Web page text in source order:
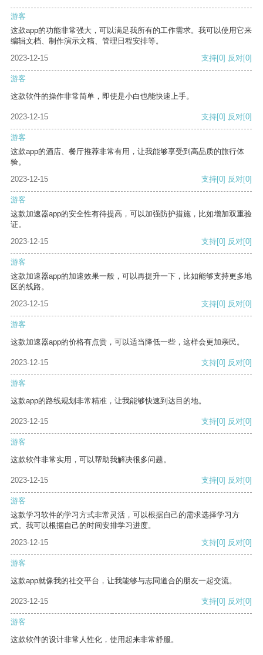
游客
这款app的功能非常强大，可以满足我所有的工作需求。我可以使用它来
编辑文档、制作演示文稿、管理日程安排等。
2023-12-15
支持[0] 反对[0]
游客
这款软件的操作非常简单，即使是小白也能快速上手。
2023-12-15 支持[0] 反对[0]
游客
这款app的酒店、餐厅推荐非常有用，让我能够享受到高品质的旅行体
验。
2023-12-15
支持[0] 反对[0]
游客
这款加速器app的安全性有待提高，可以加强防护措施，比如增加双重验
证。
2023-12-15
支持[0] 反对[0]
游客
这款加速器app的加速效果一般，可以再提升一下，比如能够支持更多地
区的线路。
2023-12-15
支持[0] 反对[0]
游客
这款加速器app的价格有点贵，可以适当降低一些，这样会更加亲民。
2023-12-15 支持[0] 反对[0]
游客
这款app的路线规划非常精准，让我能够快速到达目的地。
2023-12-15 支持[0] 反对[0]
游客
这款软件非常实用，可以帮助我解决很多问题。
2023-12-15 支持[0] 反对[0]
游客
这款学习软件的学习方式非常灵活，可以根据自己的需求选择学习方
式。我可以根据自己的时间安排学习进度。
2023-12-15
支持[0] 反对[0]
游客
这款app就像我的社交平台，让我能够与志同道合的朋友一起交流。
2023-12-15 支持[0] 反对[0]
游客
这款软件的设计非常人性化，使用起来非常舒服。